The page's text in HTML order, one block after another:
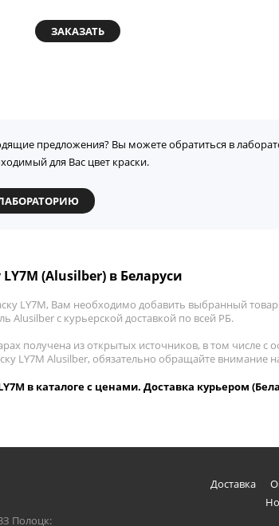
ЗАКАЗАТЬ
предложения? Вы можете обратиться в
для Вас цвет краски.
(Alusilber) в Беларуси
LY7M, Вам необходимо добавить выбранный
Alusilber с курьерской доставкой по всей РБ.
получена из открытых источников, в том числе с
LY7M Alusilber, обязательно обращайте внимание
в каталоге с ценами. Доставка курьером
Полоцк:
Доставка